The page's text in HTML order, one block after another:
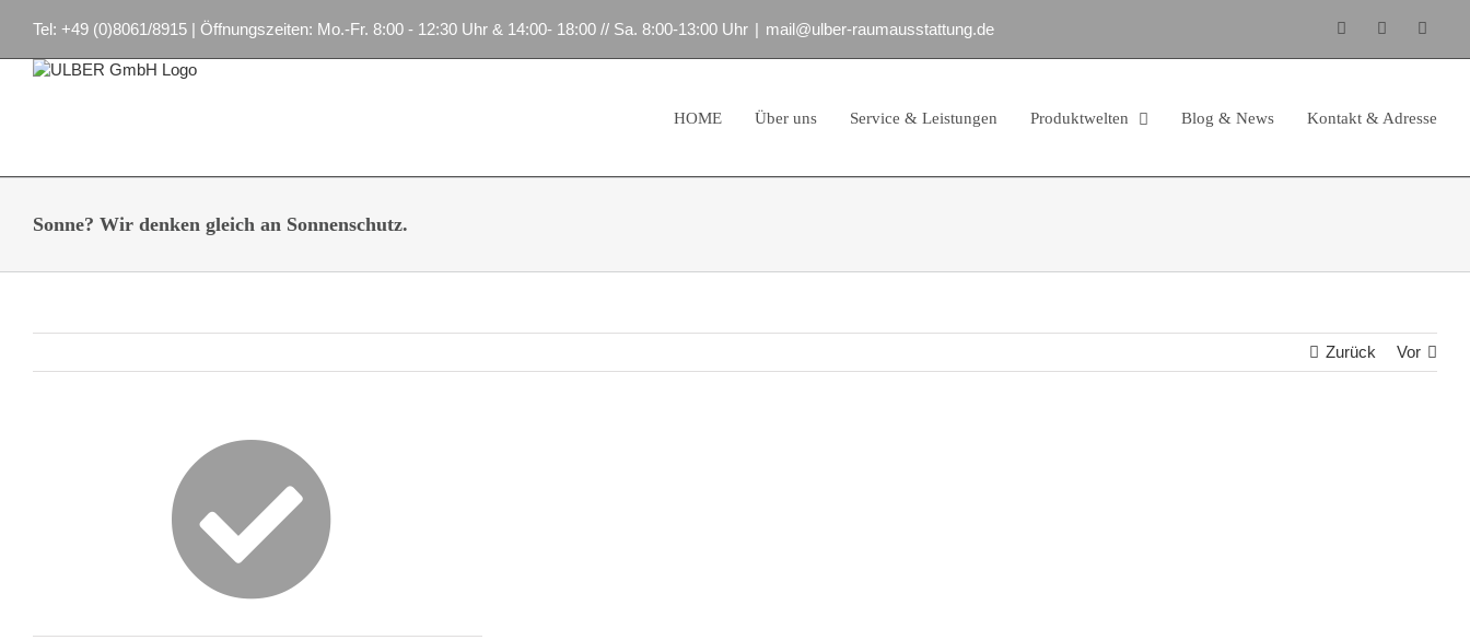
InhaltTel: +49 (0)8061/8915 | Öffnungszeiten: Mo.-Fr. 8:00 - 12:30 Uhr & 14:00- 18:00 // Sa. 8:00-13:00 Uhr | mail@ulber-raumausstattung.de FacebookInstagram
E-
HOME Über uns Service & Leistungen Produktwelten Blog & News Kontakt & Adresse
Sonne? Wir denken gleich an Sonnenschutz.
Zurück Vor